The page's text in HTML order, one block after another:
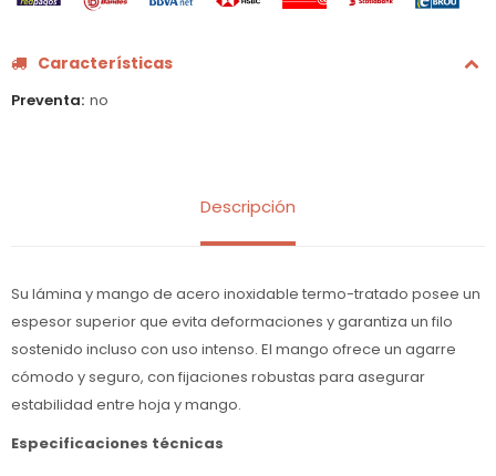
Características
Preventa no
Descripción
Su lámina y mango de acero inoxidable termo-tratado posee un
espesor superior que evita deformaciones y garantiza un filo
sostenido incluso con uso intenso. El mango ofrece un agarre
cómodo y seguro, con fijaciones robustas para asegurar
estabilidad entre hoja y mango.
Especificaciones técnicas